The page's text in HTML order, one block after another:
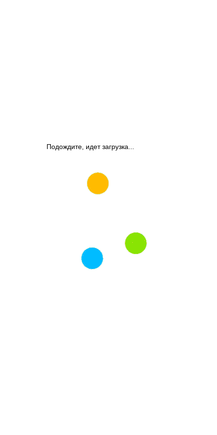
Подождите, идет загрузка...